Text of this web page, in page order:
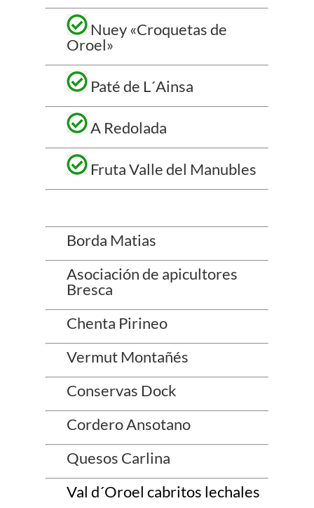
Nuey «Croquetas de
Oroel»
Paté de L´Ainsa
A Redolada
Fruta Valle del Manubles
Borda Matias
Asociación de apicultores
Bresca
Chenta Pirineo
Vermut Montañés
Conservas Dock
Cordero Ansotano
Quesos Carlina
Val d´Oroel cabritos lechales